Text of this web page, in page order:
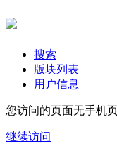
搜索
版块列表
用户信息
您访问的页面无手机
继续访问